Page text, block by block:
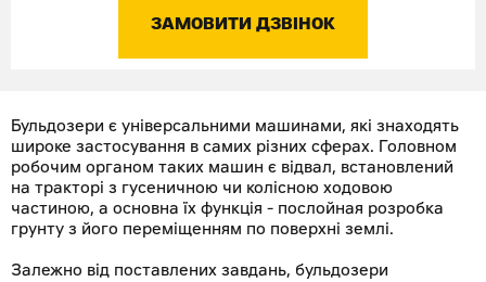
ЗАМОВИТИ ДЗВІНОК
Бульдозери є універсальними машинами, які знаходять
широке застосування в самих різних сферах. Головном
робочим органом таких машин є відвал, встановлений
на тракторі з гусеничною чи колісною ходовою
частиною, а основна їх функція - послойная розробка
грунту з його переміщенням по поверхні землі.
Залежно від поставлених завдань, бульдозери